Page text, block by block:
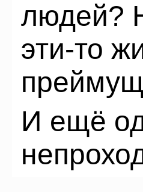
людей?
эти-то
И ещё